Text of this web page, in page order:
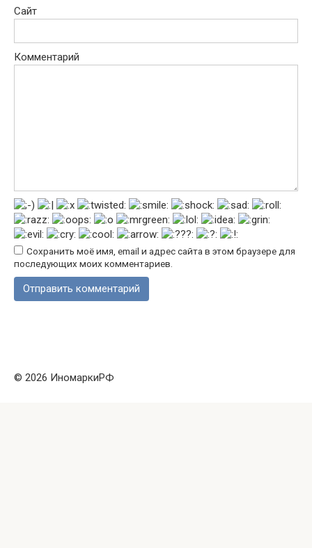
Сайт
Комментарий
Сохранить моё имя, email и адрес сайта в этом браузере для
последующих моих комментариев.
© 2026 ИномаркиРФ